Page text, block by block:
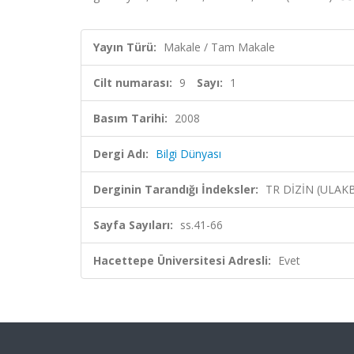
Yayın Türü: Makale / Tam Makale
Cilt numarası: 9 Sayı: 1
Basım Tarihi: 2008
Dergi Adı: Bilgi Dünyası
Derginin Tarandığı İndeksler: TR DİZİN
Sayfa Sayıları: ss.41-66
Hacettepe Üniversitesi Adresli: Evet